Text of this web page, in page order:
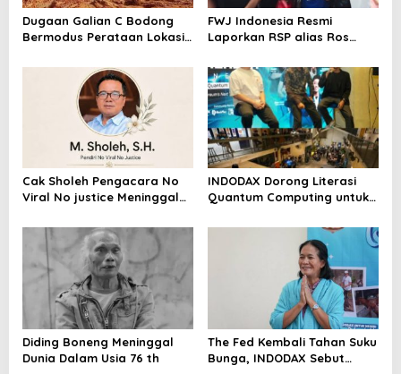
Dugaan Galian C Bodong
Bermodus Perataan Lokasi
Riau Akan Tinjauan Lokasi
FWJ Indonesia Resmi
Laporkan RSP alias Ros
Cak Sholeh Pengacara No
Viral No justice Meninggal
INDODAX Dorong Literasi
Quantum Computing untuk
Blockchain
Diding Boneng Meninggal
Dunia Dalam Usia 76 th
The Fed Kembali Tahan Suku
Bunga, INDODAX Sebut